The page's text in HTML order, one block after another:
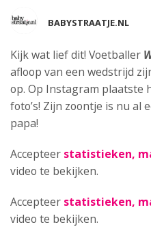
BABYSTRAATJE.NL
Kijk wat lief dit! Voetballer
afloop van een wedstrijd
op. Op Instagram plaatste
foto’s! Zijn zoontje is nu al
papa!
Accepteer statistieken,
video te bekijken.
Accepteer statistieken,
video te bekijken.